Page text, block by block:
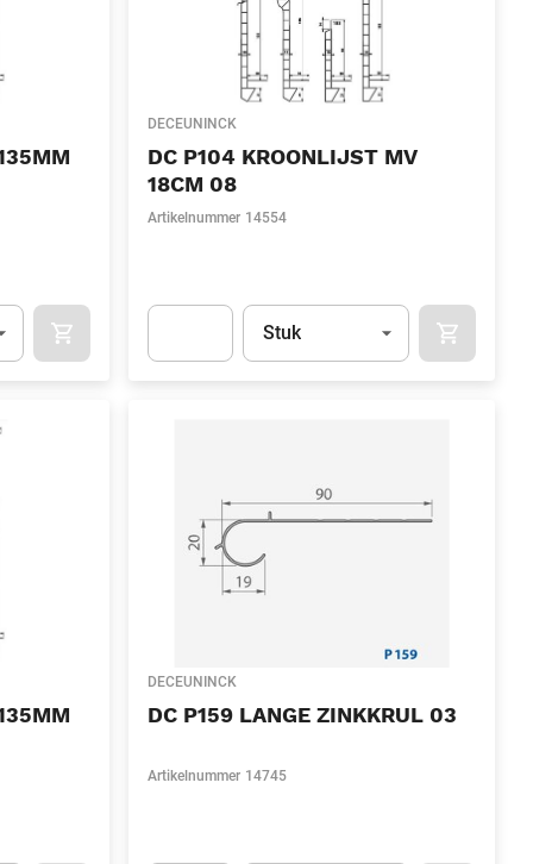
APOK.CATEGORY.PRODUCTS.CART.ADDTOCART
DECEUNINCK
DC P104 KROONLIJST MV
18CM 08
Artikelnummer 14554
Eenheid
Stuk
DECEUNINCK
DC P159 LANGE ZINKKRUL 03
Artikelnummer 14745